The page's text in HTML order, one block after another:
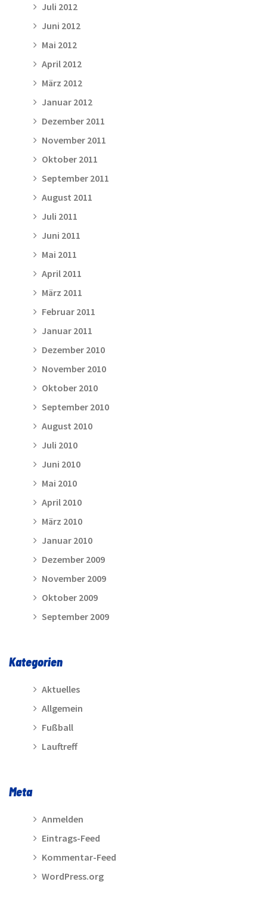
Juli 2012
Juni 2012
Mai 2012
April 2012
März 2012
Januar 2012
Dezember 2011
November 2011
Oktober 2011
September 2011
August 2011
Juli 2011
Juni 2011
Mai 2011
April 2011
März 2011
Februar 2011
Januar 2011
Dezember 2010
November 2010
Oktober 2010
September 2010
August 2010
Juli 2010
Juni 2010
Mai 2010
April 2010
März 2010
Januar 2010
Dezember 2009
November 2009
Oktober 2009
September 2009
Kategorien
Aktuelles
Allgemein
Fußball
Lauftreff
Meta
Anmelden
Eintrags-Feed
Kommentar-Feed
WordPress.org